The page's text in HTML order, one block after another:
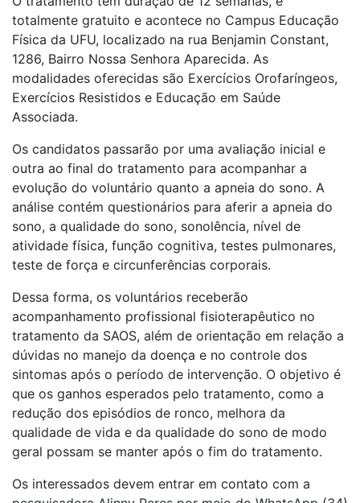
totalmente gratuito e acontece no Campus Educação
Física da UFU, localizado na rua Benjamin Constant,
1286, Bairro Nossa Senhora Aparecida. As
modalidades oferecidas são Exercícios Orofaríngeos,
Exercícios Resistidos e Educação em Saúde
Associada.
Os candidatos passarão por uma avaliação inicial e
outra ao final do tratamento para acompanhar a
evolução do voluntário quanto a apneia do sono. A
análise contém questionários para aferir a apneia do
sono, a qualidade do sono, sonolência, nível de
atividade física, função cognitiva, testes pulmonares,
teste de força e circunferências corporais.
Dessa forma, os voluntários receberão
acompanhamento profissional fisioterapêutico no
tratamento da SAOS, além de orientação em relação a
dúvidas no manejo da doença e no controle dos
sintomas após o período de intervenção. O objetivo é
que os ganhos esperados pelo tratamento, como a
redução dos episódios de ronco, melhora da
qualidade de vida e da qualidade do sono de modo
geral possam se manter após o fim do tratamento.
Os interessados devem entrar em contato com a